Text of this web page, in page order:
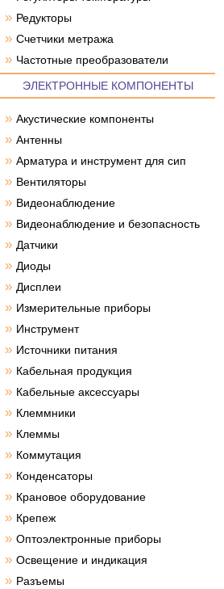
» Редукторы
» Счетчики метража
» Частотные преобразователи
ЭЛЕКТРОННЫЕ КОМПОНЕНТЫ
» Акустические компоненты
» Антенны
» Арматура и инструмент для сип
» Вентиляторы
» Видеонаблюдение
» Видеонаблюдение и безопасность
» Датчики
» Диоды
» Дисплеи
» Измерительные приборы
» Инструмент
» Источники питания
» Кабельная продукция
» Кабельные аксессуары
» Клеммники
» Клеммы
» Коммутация
» Конденсаторы
» Крановое оборудование
» Крепеж
» Оптоэлектронные приборы
» Освещение и индикация
» Разъемы